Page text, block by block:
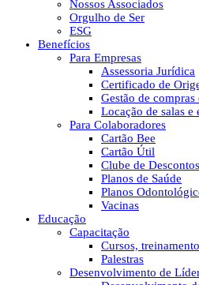
Nossos Associados
Orgulho de Ser
ESG
Benefícios
Para Empresas
Assessoria Jurídica
Certificado de
Gestão de
Locação de salas
Para Colaboradores
Cartão Bee
Cartão Útil
Clube de
Planos de Saúde
Planos
Vacinas
Educação
Capacitação
Cursos,
Palestras
Desenvolvimento de